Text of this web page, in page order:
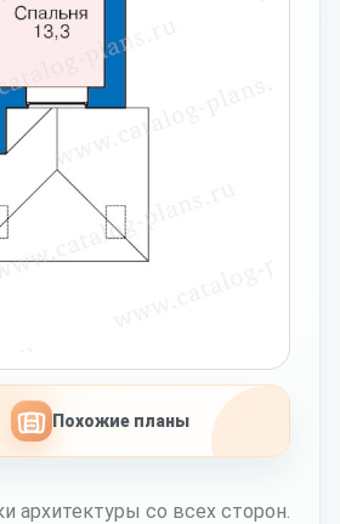
Похожие планы
архитектуры со всех сторон.